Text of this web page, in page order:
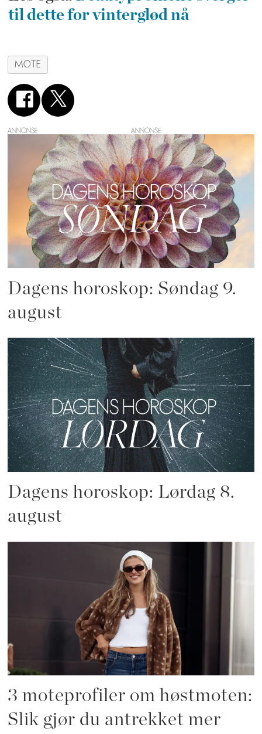
til dette for vinterglød nå
MOTE
ANNONSE
Dagens horoskop: Søndag 9.
august
Dagens horoskop: Lørdag 8.
august
3 moteprofiler om høstmoten:
Slik gjør du antrekket mer